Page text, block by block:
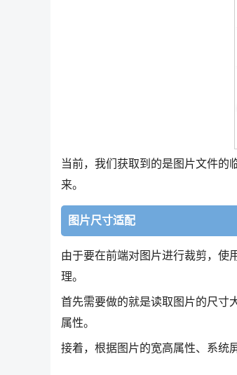
当前，我们获取到的是图片文件的
来。
图片尺寸适配
由于要在前端对图片进行裁剪，使
理。
首先需要做的就是读取图片的尺寸
属性。
接着，根据图片的宽高属性、系统